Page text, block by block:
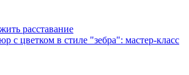
расставание
с цветком в стиле "зебра": мастер-класс